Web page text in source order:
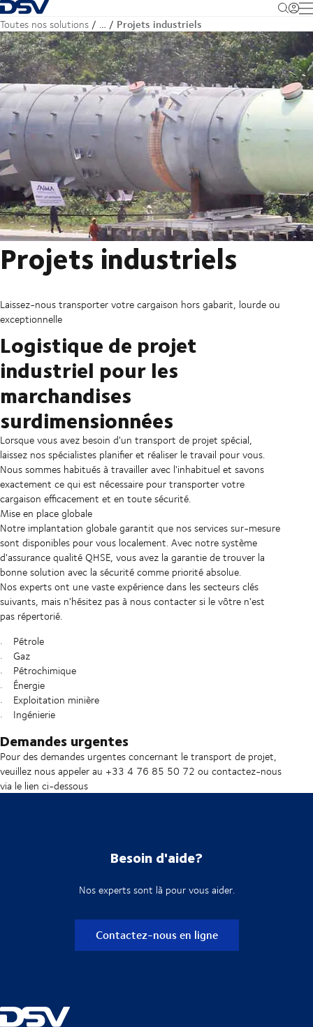
Retour à la page d'accueil
Toutes nos solutions … Projets industriels
Projets industriels
Laissez-nous transporter votre cargaison hors gabarit, lourde ou
exceptionnelle
Logistique de projet
industriel pour les
marchandises
surdimensionnées
Lorsque vous avez besoin d'un transport de projet spécial,
laissez nos spécialistes planifier et réaliser le travail pour vous.
Nous sommes habitués à travailler avec l'inhabituel et savons
exactement ce qui est nécessaire pour transporter votre
cargaison efficacement et en toute sécurité.
Mise en place globale
Notre implantation globale garantit que nos services sur-mesure
sont disponibles pour vous localement. Avec notre système
d'assurance qualité QHSE, vous avez la garantie de trouver la
bonne solution avec la sécurité comme priorité absolue.
Nos experts ont une vaste expérience dans les secteurs clés
suivants, mais n'hésitez pas à nous contacter si le vôtre n'est
pas répertorié.
Pétrole
Gaz
Pétrochimique
Énergie
Exploitation minière
Ingénierie
Demandes urgentes
Pour des demandes urgentes concernant le transport de projet,
veuillez nous appeler au +33 4 76 85 50 72 ou contactez-nous
via le lien ci-dessous
Besoin d'aide?
Nos experts sont là pour vous aider.
Contactez-nous en ligne